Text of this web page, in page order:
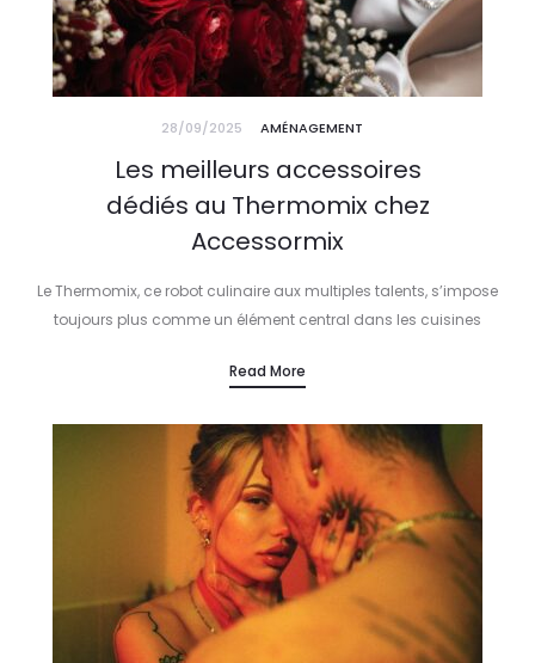
28/09/2025 AMÉNAGEMENT
Les meilleurs accessoires
dédiés au Thermomix chez
Accessormix
Le Thermomix, ce robot culinaire aux multiples talents, s’impose
toujours plus comme un élément central dans les cuisines
technologique séduisent un nombre…
Read More